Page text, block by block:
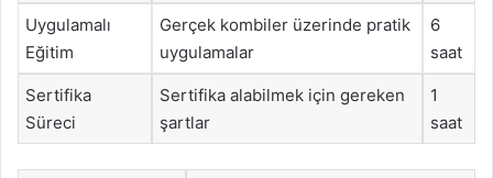
Uygulamalı
Eğitim
Gerçek kombiler üzerinde pratik
uygulamalar
6
saat
Sertifika
Süreci
Sertifika alabilmek için gereken
şartlar
1
saat